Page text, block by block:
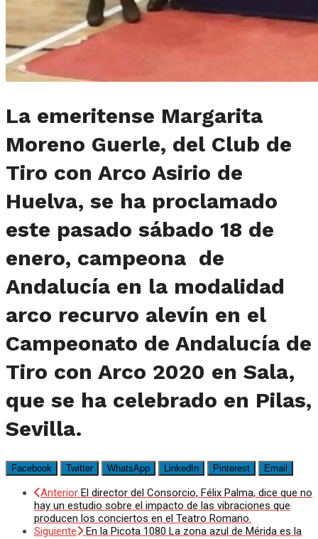
La emeritense Margarita
Moreno Guerle, del Club de
Tiro con Arco Asirio de
Huelva, se ha proclamado
este pasado sábado 18 de
enero, campeona de
Andalucía en la modalidad
arco recurvo alevín en el
Campeonato de Andalucía de
Tiro con Arco 2020 en Sala,
que se ha celebrado en Pilas,
Sevilla.
Facebook Twitter WhatsApp LinkedIn Pinterest Email
Anterior El director del Consorcio, Félix Palma, dice que no
hay un estudio sobre el impacto de las vibraciones que
producen los conciertos en el Teatro Romano.
Siguiente
En la Picota 1080 La zona azul de Mérida es la